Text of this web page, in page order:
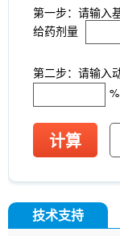
第一步：请输入
给药剂量
第二步：请输入
%
计算
技术支持